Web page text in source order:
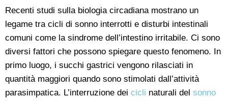
Recenti studi sulla biologia circadiana mostrano un
legame tra cicli di sonno interrotti e disturbi intestinali
comuni come la sindrome dell’intestino irritabile. Ci sono
diversi fattori che possono spiegare questo fenomeno. In
primo luogo, i succhi gastrici vengono rilasciati in
quantità maggiori quando sono stimolati dall’attività
parasimpatica. L’interruzione dei cicli naturali del sonno